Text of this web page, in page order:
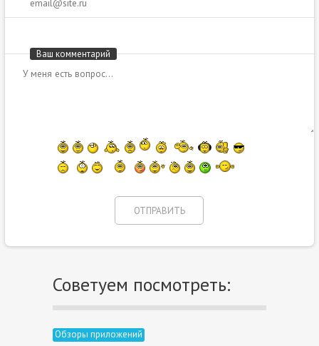
Ваш комментарий
Советуем посмотреть:
Обзоры приложений